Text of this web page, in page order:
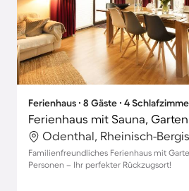
Ferienhaus ∙ 8 Gäste ∙ 4
Ferienhaus mit Sauna,
Familienfreundliches Ferienhaus mit
Personen – Ihr perfekter Rückzugsort!